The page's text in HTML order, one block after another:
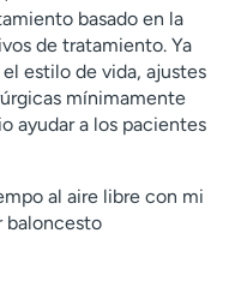
basado en la
de tratamiento. Ya
estilo de vida, ajustes
mínimamente
ayudar a los pacientes
al aire libre con mi
baloncesto